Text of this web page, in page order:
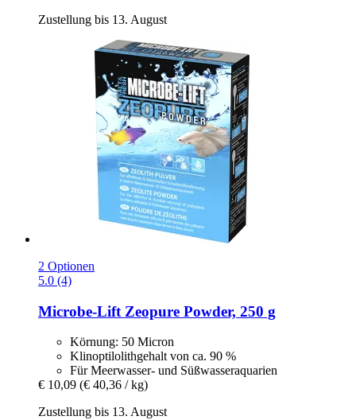
Zustellung bis 13. August
2 Optionen
5.0 (4)
Microbe-Lift Zeopure Powder, 250 g
Körnung: 50 Micron
Klinoptilolithgehalt von ca. 90 %
Für Meerwasser- und Süßwasseraquarien
€ 10,09 (€ 40,36 / kg)
Zustellung bis 13. August